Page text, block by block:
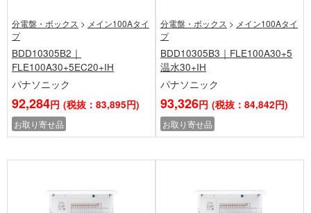
分電盤・ボックス > メイン100Aタイ
プ
BDD10305B2｜
FLE100A30+5EC20+IH
パナソニック
92,284円 (税抜：83,895円)
お取り寄せ品
分電盤・ボックス > メイン100Aタイ
プ
BDD10305B3｜FLE100A30+5
温水30+IH
パナソニック
93,326円 (税抜：84,842円)
お取り寄せ品